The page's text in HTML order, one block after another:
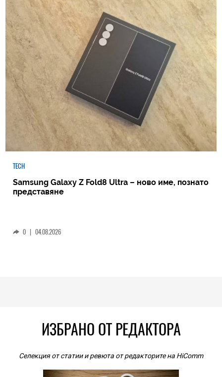
TECH
Samsung Galaxy Z Fold8 Ultra – ново име, познато
представяне
0 | 04.08.2026
ИЗБРАНО ОТ РЕДАКТОРА
Селекция от статии и ревюта от редакторите на HiComm